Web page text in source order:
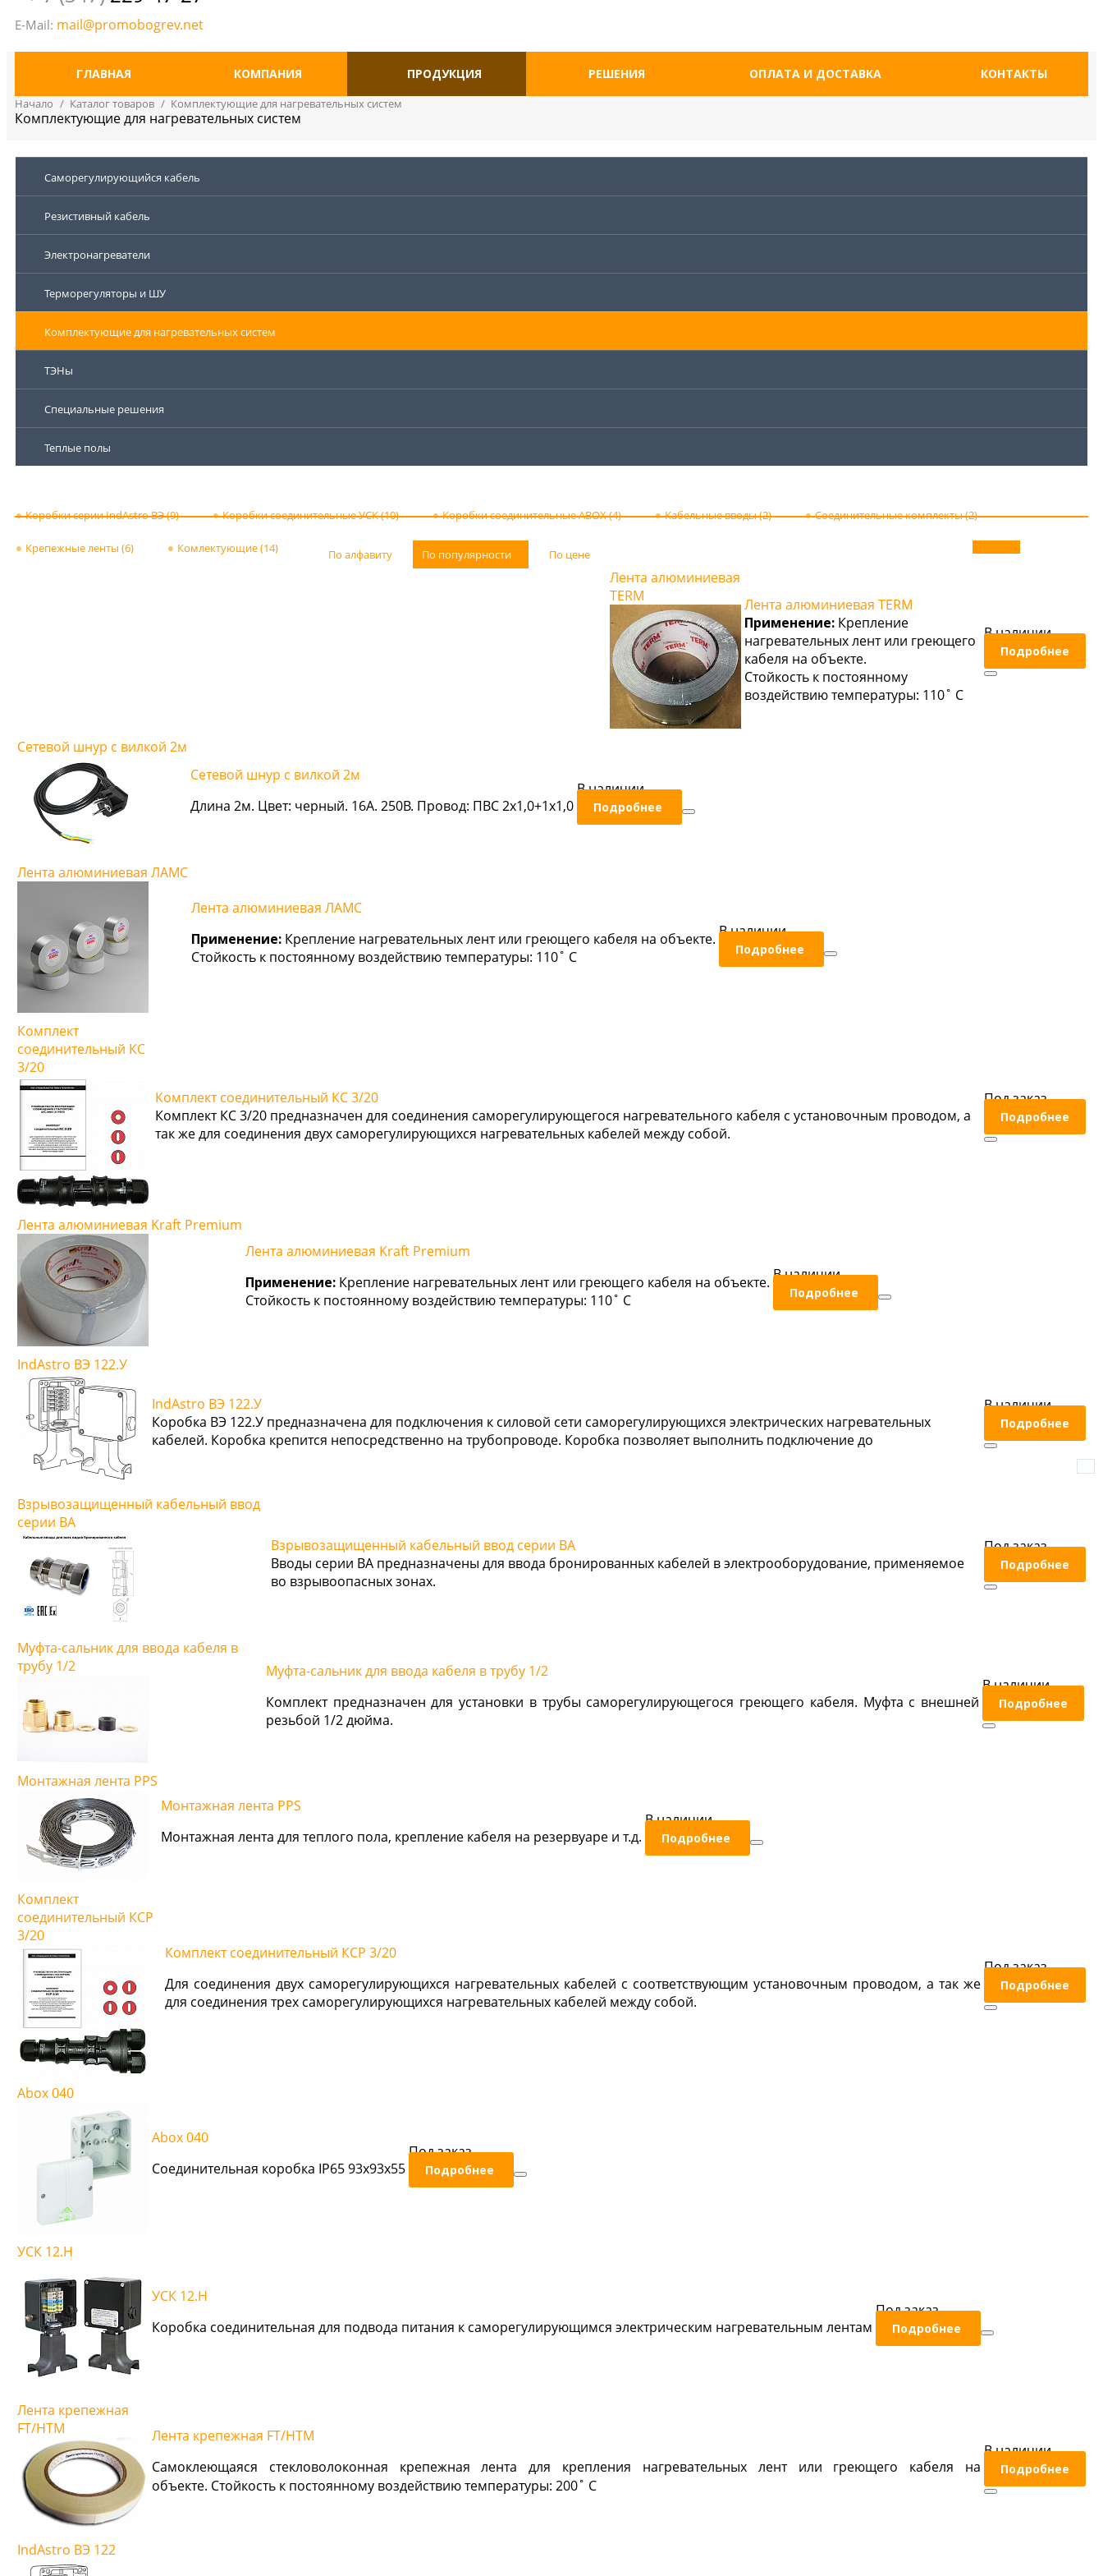
E-Mail: mail@promobogrev.net
ГЛАВНАЯ КОМПАНИЯ ПРОДУКЦИЯ РЕШЕНИЯ ОПЛАТА И ДОСТАВКА КОНТАКТЫ
Начало / Каталог товаров / Комплектующие для нагревательных систем
Комплектующие для нагревательных систем
Саморегулирующийся кабель
Резистивный кабель
Электронагреватели
Терморегуляторы и ШУ
Комплектующие для нагревательных систем
ТЭНы
Специальные решения
Теплые полы
Коробки серии IndAstro ВЭ (9) Коробки соединительные УСК (10) Коробки соединительные ABOX (4) Кабельные вводы (2) Соединительные комплекты (2)
Крепежные ленты (6) Комлектующие (14) По алфавиту По популярности По цене
Лента алюминиевая
TERM
Лента алюминиевая TERM
Применение: Крепление
нагревательных лент или греющего
кабеля на объекте.
Стойкость к постоянному
воздействию температуры: 110˚ С
В наличии
Подробнее
Сетевой шнур с вилкой 2м
Сетевой шнур с вилкой 2м
Длина 2м. Цвет: черный. 16А. 250В. Провод: ПВС 2х1,0+1х1,0
В наличии
Подробнее
Лента алюминиевая ЛАМС
Лента алюминиевая ЛАМС
Применение: Крепление нагревательных лент или греющего кабеля на объекте.
Стойкость к постоянному воздействию температуры: 110˚ С
В наличии
Подробнее
Комплект
соединительный КС
3/20
Комплект соединительный КС 3/20
Комплект КС 3/20 предназначен для соединения саморегулирующегося нагревательного кабеля с установочным проводом, а
так же для соединения двух саморегулирующихся нагревательных кабелей между собой.
Под заказ
Подробнее
Лента алюминиевая Kraft Premium
Лента алюминиевая Kraft Premium
Применение: Крепление нагревательных лент или греющего кабеля на объекте.
Стойкость к постоянному воздействию температуры: 110˚ С
В наличии
Подробнее
IndAstro ВЭ 122.У
IndAstro ВЭ 122.У
Коробка ВЭ 122.У предназначена для подключения к силовой сети саморегулирующихся электрических нагревательных
кабелей. Коробка крепится непосредственно на трубопроводе. Коробка позволяет выполнить подключение до
В наличии
Подробнее
Взрывозащищенный кабельный ввод
серии ВА
Взрывозащищенный кабельный ввод серии ВА
Вводы серии ВА предназначены для ввода бронированных кабелей в электрооборудование, применяемое
во взрывоопасных зонах.
Под заказ
Подробнее
Муфта-сальник для ввода кабеля в
трубу 1/2
Муфта-сальник для ввода кабеля в трубу 1/2
Комплект предназначен для установки в трубы саморегулирующегося греющего кабеля. Муфта с внешней
резьбой 1/2 дюйма.
В наличии
Подробнее
Монтажная лента PPS
Монтажная лента PPS
Монтажная лента для теплого пола, крепление кабеля на резервуаре и т.д.
В наличии
Подробнее
Комплект
соединительный КСP
3/20
Комплект соединительный КСP 3/20
Для соединения двух саморегулирующихся нагревательных кабелей с соответствующим установочным проводом, а так же
для соединения трех саморегулирующихся нагревательных кабелей между собой.
Под заказ
Подробнее
Abox 040
Abox 040
Соединительная коробка IP65 93x93x55
Под заказ
Подробнее
УСК 12.Н
УСК 12.Н
Коробка соединительная для подвода питания к саморегулирующимся электрическим нагревательным лентам
Под заказ
Подробнее
Лента крепежная
FT/HTM
Лента крепежная FT/HTM
Самоклеющаяся стекловолоконная крепежная лента для крепления нагревательных лент или греющего кабеля на
объекте. Стойкость к постоянному воздействию температуры: 200˚ С
В наличии
Подробнее
IndAstro ВЭ 122